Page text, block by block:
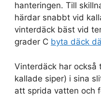
hanteringen. Till
härdar snabbt vid
vinterdäck bäst vid
grader C byta däck
Vinterdäck har också
kallade siper) i sina
att sprida vatten och